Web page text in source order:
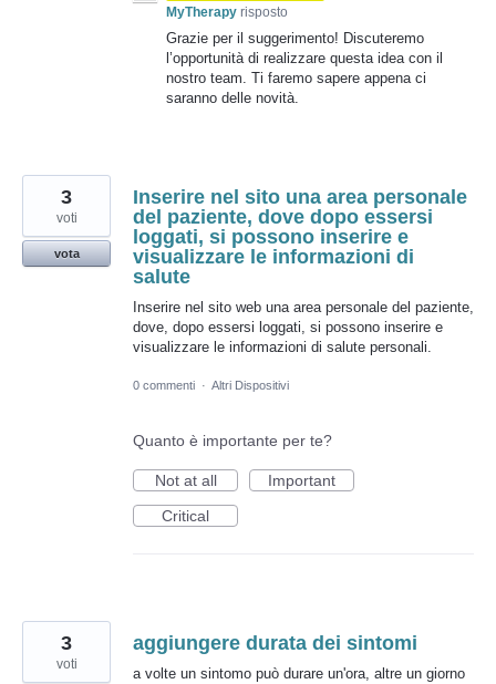
MyTherapy risposto
Grazie per il suggerimento! Discuteremo
l’opportunità di realizzare questa idea con il
nostro team. Ti faremo sapere appena ci
saranno delle novità.
Inserire nel sito una area personale
del paziente, dove dopo essersi
loggati, si possono inserire e
visualizzare le informazioni di
salute
Inserire nel sito web una area personale del paziente,
dove, dopo essersi loggati, si possono inserire e
visualizzare le informazioni di salute personali.
3
voti
vota
0 commenti · Altri Dispositivi
Quanto è importante per te?
Not at all
Important
Critical
aggiungere durata dei sintomi
a volte un sintomo può durare un'ora, altre un giorno
3
voti